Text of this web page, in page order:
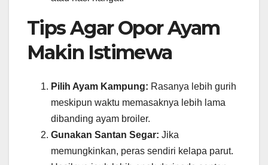
Tips Agar Opor Ayam
Makin Istimewa
Pilih Ayam Kampung: Rasanya lebih gurih
meskipun waktu memasaknya lebih lama
dibanding ayam broiler.
Gunakan Santan Segar: Jika
memungkinkan, peras sendiri kelapa parut.